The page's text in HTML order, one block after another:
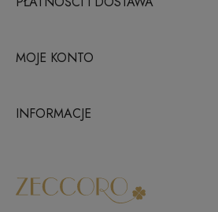
MOJE KONTO
INFORMACJE